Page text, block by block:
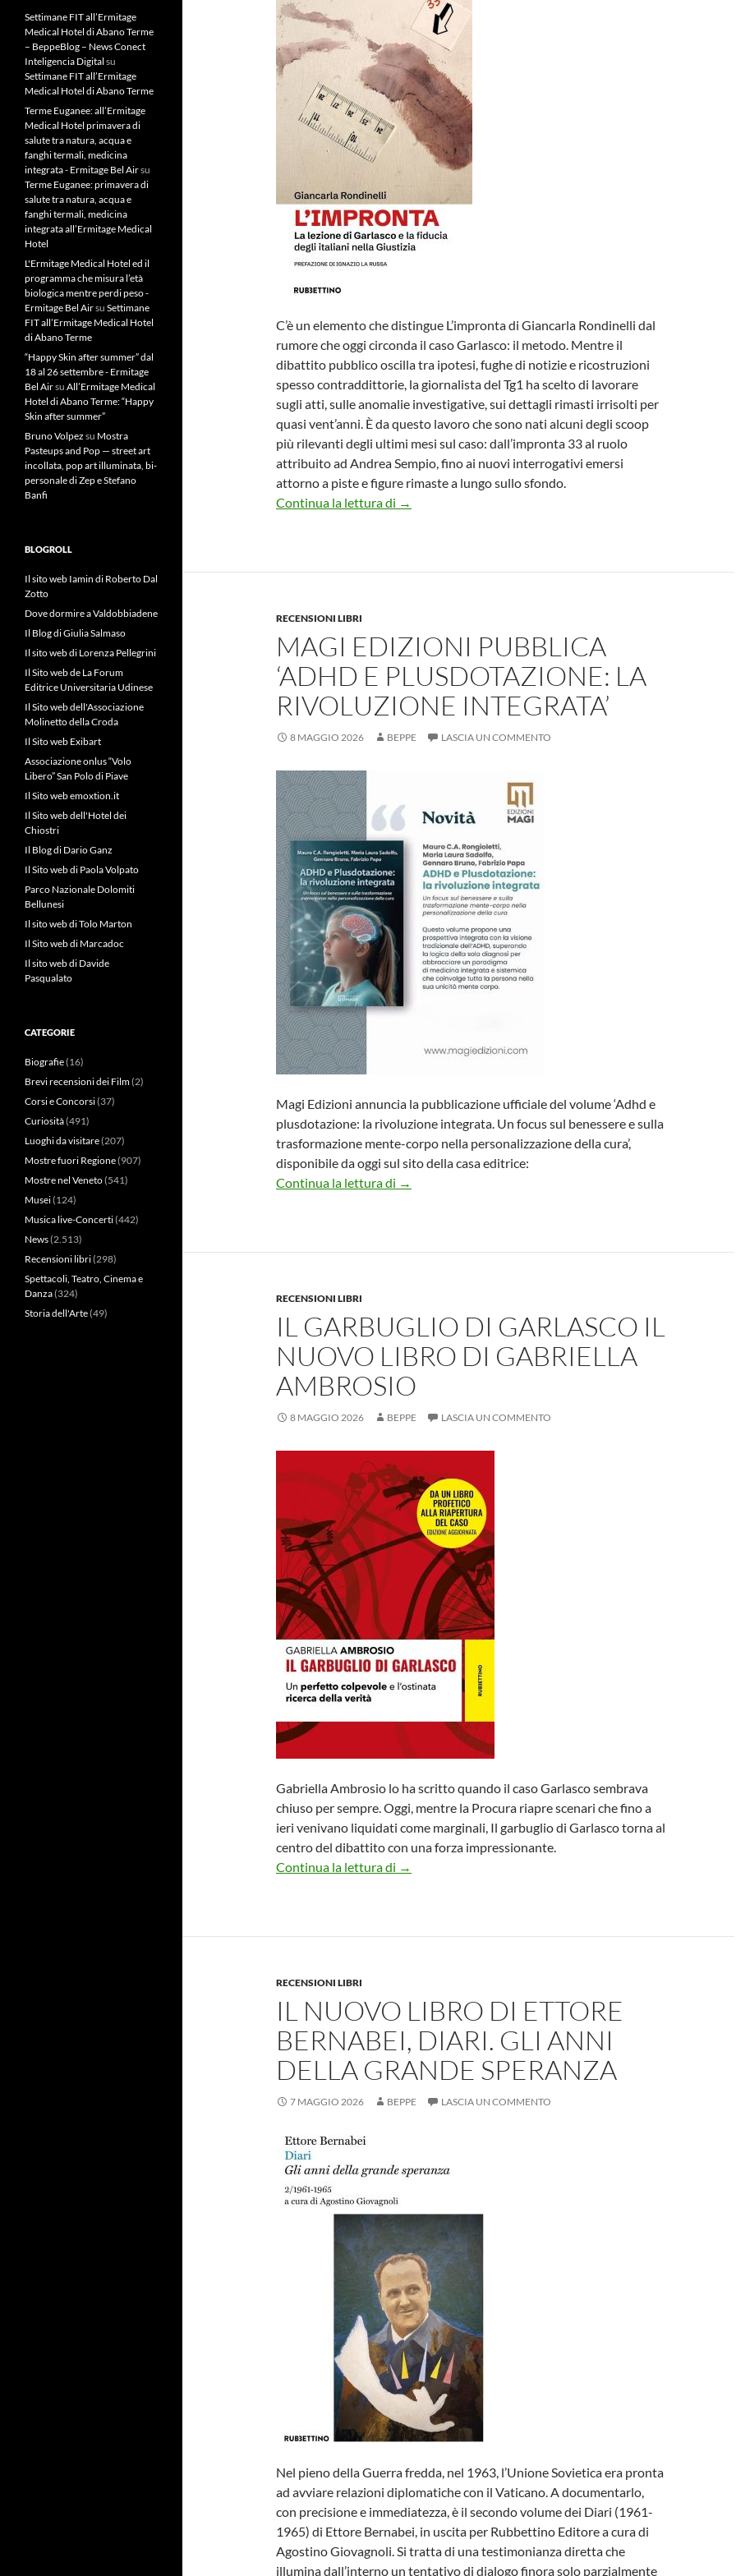
C’è un elemento che distingue L’impronta di Giancarla Rondinelli dal
rumore che oggi circonda il caso Garlasco: il metodo. Mentre il
dibattito pubblico oscilla tra ipotesi, fughe di notizie e ricostruzioni
spesso contraddittorie, la giornalista del Tg1 ha scelto di lavorare
sugli atti, sulle anomalie investigative, sui dettagli rimasti irrisolti per
quasi vent’anni. È da questo lavoro che sono nati alcuni degli scoop
più rilevanti degli ultimi mesi sul caso: dall’impronta 33 al ruolo
attribuito ad Andrea Sempio, fino ai nuovi interrogativi emersi
attorno a piste e figure rimaste a lungo sullo sfondo.
Continua la lettura di L’impronta di Giancarla Rondinelli dal rumore che oggi
→
RECENSIONI LIBRI
MAGI EDIZIONI PUBBLICA
‘ADHD E PLUSDOTAZIONE: LA
RIVOLUZIONE INTEGRATA’
8 MAGGIO 2026 BEPPE LASCIA UN COMMENTO
Magi Edizioni annuncia la pubblicazione ufficiale del volume ‘Adhd e
plusdotazione: la rivoluzione integrata. Un focus sul benessere e sulla
trasformazione mente-corpo nella personalizzazione della cura’,
disponibile da oggi sul sito della casa editrice:
Continua la lettura di Magi Edizioni pubblica ‘Adhd e plusdotazione: la rivoluzione
→
RECENSIONI LIBRI
IL GARBUGLIO DI GARLASCO IL
NUOVO LIBRO DI GABRIELLA
AMBROSIO
8 MAGGIO 2026 BEPPE LASCIA UN COMMENTO
Gabriella Ambrosio lo ha scritto quando il caso Garlasco sembrava
chiuso per sempre. Oggi, mentre la Procura riapre scenari che fino a
ieri venivano liquidati come marginali, Il garbuglio di Garlasco torna al
centro del dibattito con una forza impressionante.
Continua la lettura di Il garbuglio di Garlasco il nuovo libro di Gabriella Ambrosio
→
RECENSIONI LIBRI
IL NUOVO LIBRO DI ETTORE
BERNABEI, DIARI. GLI ANNI
DELLA GRANDE SPERANZA
7 MAGGIO 2026 BEPPE LASCIA UN COMMENTO
Nel pieno della Guerra fredda, nel 1963, l’Unione Sovietica era pronta
ad avviare relazioni diplomatiche con il Vaticano. A documentarlo,
con precisione e immediatezza, è il secondo volume dei Diari (1961-
1965) di Ettore Bernabei, in uscita per Rubbettino Editore a cura di
Agostino Giovagnoli. Si tratta di una testimonianza diretta che
illumina dall’interno un tentativo di dialogo finora solo parzialmente
Settimane FIT all’Ermitage
Medical Hotel di Abano Terme
– BeppeBlog – News Conect
Inteligencia Digital su
Settimane FIT all’Ermitage
Medical Hotel di Abano Terme
Terme Euganee: all’Ermitage
Medical Hotel primavera di
salute tra natura, acqua e
fanghi termali, medicina
integrata - Ermitage Bel Airsu
Terme Euganee: primavera di
salute tra natura, acqua e
fanghi termali, medicina
integrata all’Ermitage Medical
Hotel
L'Ermitage Medical Hotel ed il
programma che misura l’età
biologica mentre perdi peso -
Ermitage Bel Airsu Settimane
FIT all’Ermitage Medical Hotel
di Abano Terme
“Happy Skin after summer” dal
18 al 26 settembre - Ermitage
Bel Airsu All’Ermitage Medical
Hotel di Abano Terme: “Happy
Skin after summer”
Bruno Volpez su Mostra
Pasteups and Pop — street art
incollata, pop art illuminata, bi-
personale di Zep e Stefano
Banfi
BLOGROLL
Il sito web Iamin di Roberto Dal
Zotto
Dove dormire a Valdobbiadene
Il Blog di Giulia Salmaso
Il sito web di Lorenza Pellegrini
Il Sito web de La Forum
Editrice Universitaria Udinese
Il Sito web dell'Associazione
Molinetto della Croda
Il Sito web Exibart
Associazione onlus “Volo
Libero” San Polo di Piave
Il Sito web emoxtion.it
Il Sito web dell'Hotel dei
Chiostri
Il Blog di Dario Ganz
Il Sito web di Paola Volpato
Parco Nazionale Dolomiti
Bellunesi
Il sito web di Tolo Marton
Il Sito web di Marcadoc
Il sito web di Davide
Pasqualato
CATEGORIE
Biografie(16)
Brevi recensioni dei Film(2)
Corsi e Concorsi(37)
Curiosità(491)
Luoghi da visitare(207)
Mostre fuori Regione(907)
Mostre nel Veneto(541)
Musei(124)
Musica live-Concerti(442)
News(2.513)
Recensioni libri(298)
Spettacoli, Teatro, Cinema e
Danza(324)
Storia dell'Arte(49)